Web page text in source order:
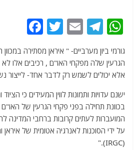
W
at
s
A
p
p
T
e
g
ra
m
E
ai
l
T
itt
er
c
e
b
o
o
k
גורמי ביון מערביים- " איראן מסתירה
הגרעין שלה מפקחי האו"ם , רכיבים אלו לא
אלא יכולים לשמש רק לדבר אחד- לייצור
ישנם עדויות ותמונות לווין המעידים כי
המועברות לעתים קרובות ברחבי המדינה
על ידי הסוכנות לאנרגיה אטומית של
(IRGC)."